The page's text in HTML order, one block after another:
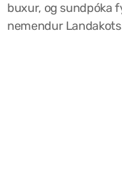
buxur, og sundpóka
nemendur